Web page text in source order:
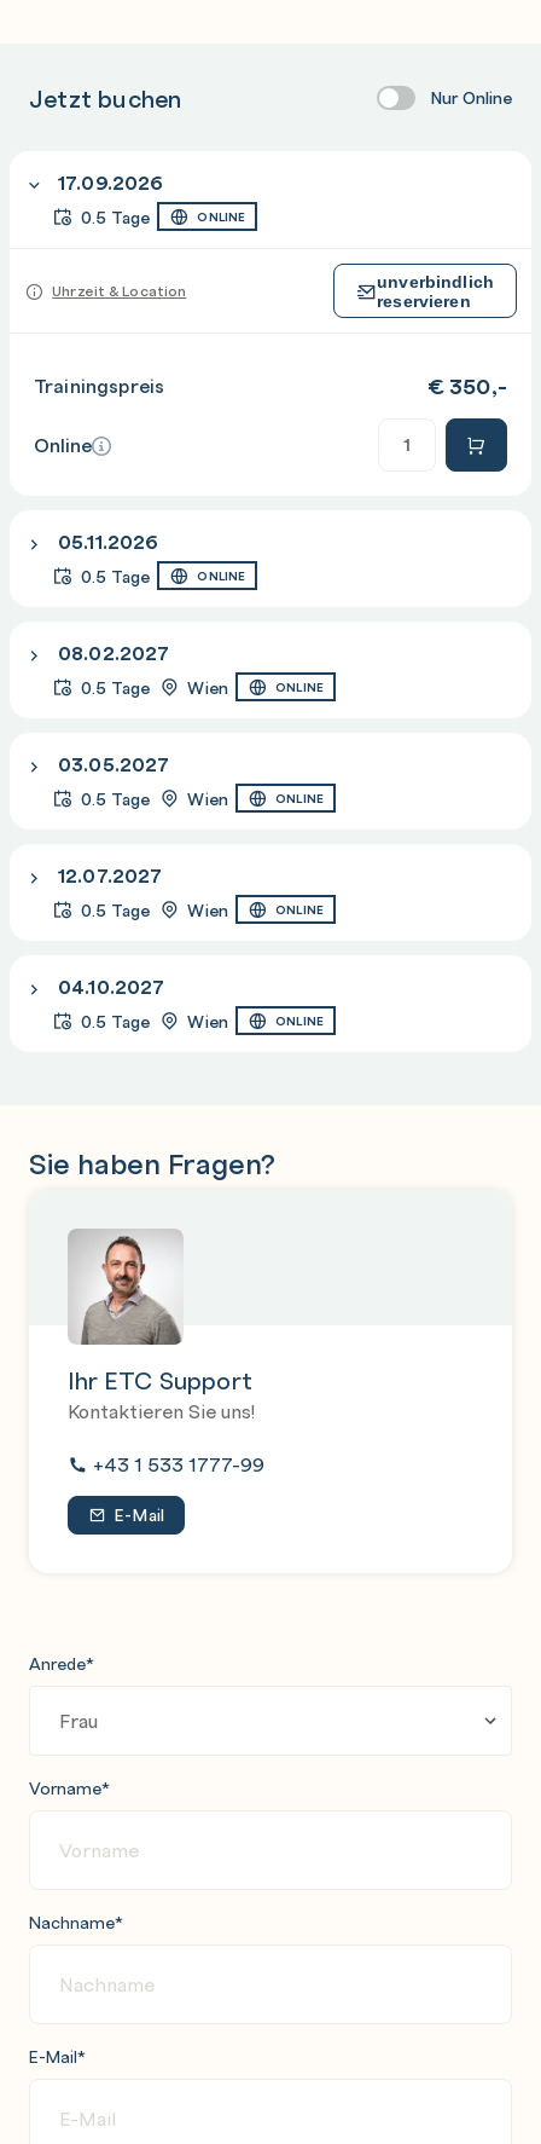
Jetzt buchen Nur Online
17.09.2026
0.5 Tage ONLINE
Uhrzeit & Location
unverbindlich
reservieren
Trainingspreis €350,-
Online
05.11.2026
0.5 Tage ONLINE
08.02.2027
0.5 Tage Wien ONLINE
03.05.2027
0.5 Tage Wien ONLINE
12.07.2027
0.5 Tage Wien ONLINE
04.10.2027
0.5 Tage Wien ONLINE
Sie haben Fragen?
Ihr ETC Support
Kontaktieren Sie uns!
+43 1 533 1777-99
E-Mail
Anrede*
Vorname*
Nachname*
E-Mail*